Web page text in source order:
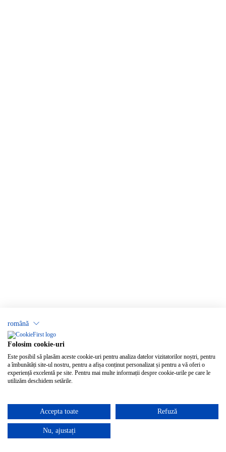
română
Folosim cookie-uri
Este posibil să plasăm aceste cookie-uri pentru analiza datelor vizitatorilor noștri, pentru
a îmbunătăți site-ul nostru, pentru a afișa conținut personalizat și pentru a vă oferi o
experiență excelentă pe site. Pentru mai multe informații despre cookie-urile pe care le
utilizăm deschidem setările.
Accepta toate Refuză
Nu, ajustați